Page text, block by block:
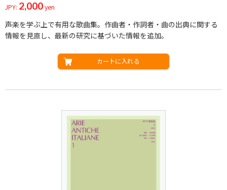
JPY: 2,000yen
声楽を学ぶ上で有用な歌曲集。作曲者・作詞者・曲の出典に関する
情報を見直し、最新の研究に基づいた情報を追加。
カートに入れる